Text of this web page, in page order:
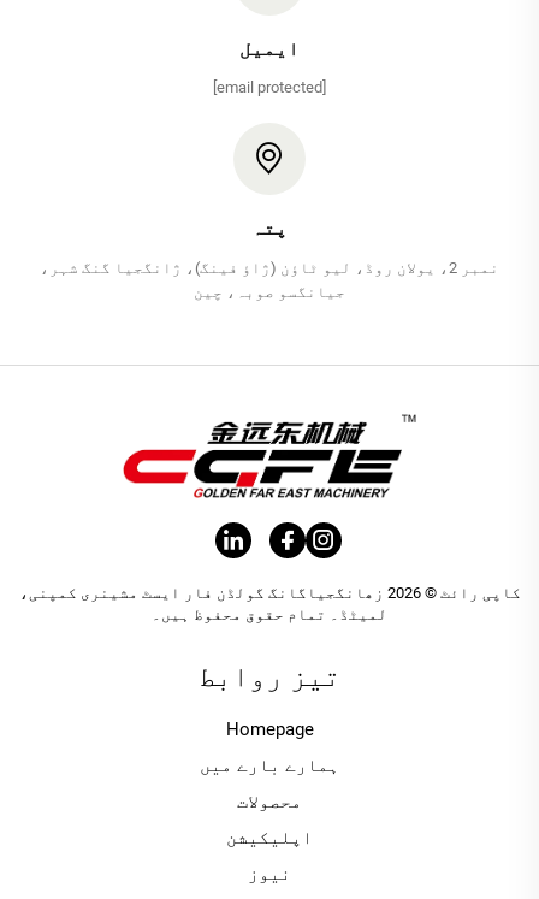
ایمیل
[email protected]
پتہ
نمبر 2، یولان روڈ، لیو ٹاؤن (ژاؤ فینگ)، ژانگجیا گنگ شہر،
جیانگسو صوبہ، چین
کاپی رائٹ © 2026 زھانگجیاگانگ گولڈن فار ایسٹ مشینری کمپنی،
لمیٹڈ۔ تمام حقوق محفوظ ہیں۔
تیز روابط
Homepage
ہمارے بارے میں
محصولات
اپلیکیشن
نیوز